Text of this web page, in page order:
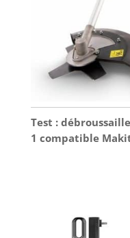
Test :
1 compatible